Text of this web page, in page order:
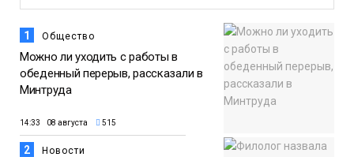
1 Общество
Можно ли уходить с работы в
обеденный перерыв, рассказали в
Минтруда
14:33 08 августа 515
2 Новости